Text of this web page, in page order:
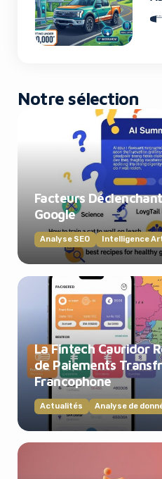
Notre sélection
Facteurs
Google
Analyse SEO Intelligence
La Fintech Cauridor
de Paiements
Francophone
Actualités Analyse de